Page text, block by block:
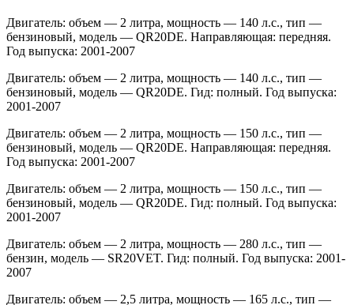
Двигатель: объем — 2 литра, мощность — 140 л.с., тип —
бензиновый, модель — QR20DE. Направляющая: передняя.
Год выпуска: 2001-2007
Двигатель: объем — 2 литра, мощность — 140 л.с., тип —
бензиновый, модель — QR20DE. Гид: полный. Год выпуска:
2001-2007
Двигатель: объем — 2 литра, мощность — 150 л.с., тип —
бензиновый, модель — QR20DE. Направляющая: передняя.
Год выпуска: 2001-2007
Двигатель: объем — 2 литра, мощность — 150 л.с., тип —
бензиновый, модель — QR20DE. Гид: полный. Год выпуска:
2001-2007
Двигатель: объем — 2 литра, мощность — 280 л.с., тип —
бензин, модель — SR20VET. Гид: полный. Год выпуска: 2001-
2007
Двигатель: объем — 2,5 литра, мощность — 165 л.с., тип —